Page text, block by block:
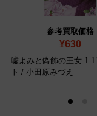
参考買取価格
¥630
嘘よみと偽飾の王女 1-
ト / 小田原みづえ